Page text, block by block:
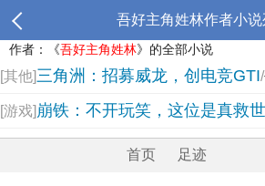
吾好主角姓林作者小说
作者：《吾好主角姓林》的全部小说
[其他]三角洲：招募威龙，创电竞GTI/
[游戏] 崩铁：不开玩笑，这位是真救
首页 足迹